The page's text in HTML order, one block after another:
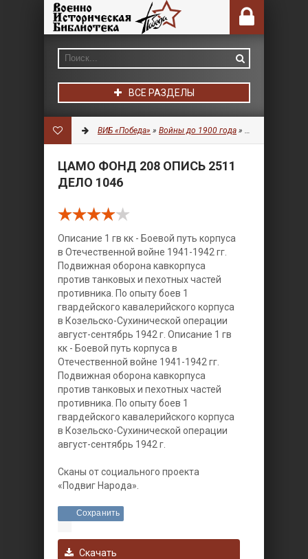
ВСЕ РАЗДЕЛЫ
ВИБ «Победа» » Войны до 1900 года » Документы
ЦАМО ФОНД 208 ОПИСЬ 2511
ДЕЛО 1046
Описание 1 гв кк - Боевой путь корпуса
в Отечественной войне 1941-1942 гг.
Подвижная оборона кавкорпуса
против танковых и пехотных частей
противника. По опыту боев 1
гвардейского кавалерийского корпуса
в Козельско-Сухинической операции
август-сентябрь 1942 г. Описание 1 гв
кк - Боевой путь корпуса в
Отечественной войне 1941-1942 гг.
Подвижная оборона кавкорпуса
против танковых и пехотных частей
противника. По опыту боев 1
гвардейского кавалерийского корпуса
в Козельско-Сухинической операции
август-сентябрь 1942 г.
Сканы от социального проекта
«Подвиг Народа».
Сохранить
Скачать